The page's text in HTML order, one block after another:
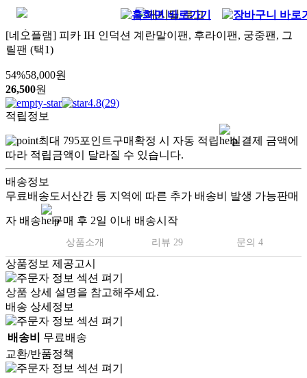
[네오플램] 피카 IH 인덕션 계란말이팬, 후라이팬, 궁중팬, 그
릴팬 (택1)
54%58,000원
26,500원
4.8(29)
적립정보
최대 795포인트구매확정 시 자동 적립
실결제 금액에
따라 적립금액이 달라질 수 있습니다.
배송정보
무료배송도서산간 등 지역에 따른 추가 배송비 발생 가능판매
자 배송 구매 후 2일 이내 배송시작
상품소개 리뷰 29 문의 4
상품정보 제공고시
상품 상세 설명을 참고해주세요.
배송 상세정보
배송비
무료배송
교환/반품정책